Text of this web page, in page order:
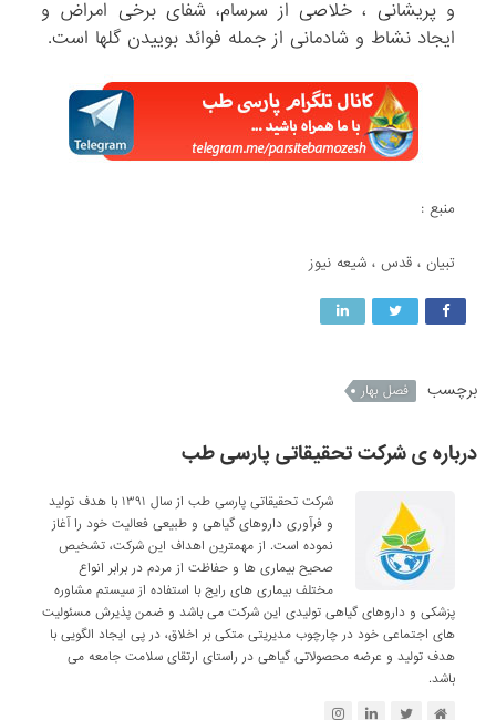
و پریشانی ، خلاصی از سرسام، شفای برخی امراض و
ایجاد نشاط و شادمانی از جمله فوائد بوییدن گلها است.
منبع :
تبیان ، قدس ، شیعه نیوز
برچسب فصل بهار
درباره ی شرکت تحقیقاتی پارسی طب
شرکت تحقیقاتی پارسی طب از سال ۱۳۹۱ با هدف تولید
و فرآوری داروهای گیاهی و طبیعی فعالیت خود را آغاز
نموده است. از مهمترین اهداف این شرکت، تشخیص
صحیح بیماری ها و حفاظت از مردم در برابر انواع
مختلف بیماری های رایج با استفاده از سیستم مشاوره
پزشکی و داروهای گیاهی تولیدی این شرکت می باشد و ضمن پذیرش مسئولیت
های اجتماعی خود در چارچوب مدیریتی متکی بر اخلاق، در پی ایجاد الگویی با
هدف تولید و عرضه محصولاتی گیاهی در راستای ارتقای سلامت جامعه می
باشد.